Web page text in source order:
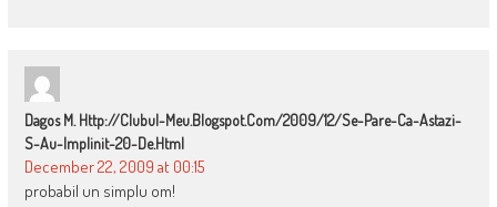
Dagos M. Http://clubul-Meu.blogspot.com/2009/12/se-Pare-Ca-Astazi-
S-Au-Implinit-20-De.html
December 22, 2009 at 00:15
probabil un simplu om!